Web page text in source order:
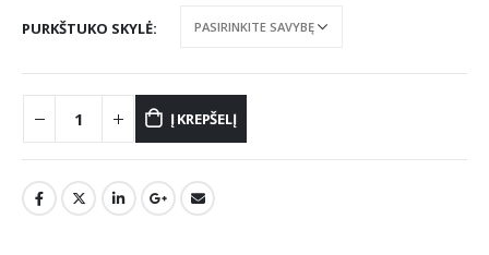
PURKŠTUKO SKYLĖ
Į KREPŠELĮ